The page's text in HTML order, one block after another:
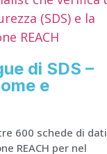
di SDS –
e
600 schede di dati
REACH per nel